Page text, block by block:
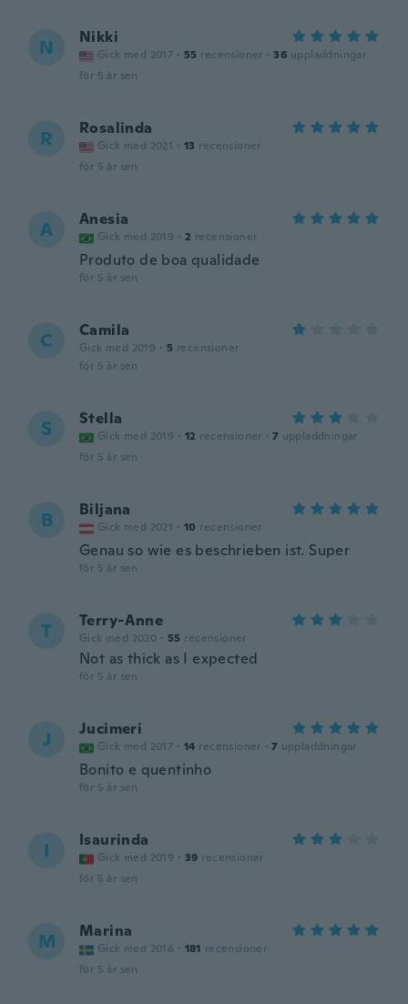
N Nikki
Gick med 2017 · 55 recensioner · 36 uppladdningar
för 5 år sen
R Rosalinda
Gick med 2021 · 13 recensioner
för 5 år sen
A Anesia
Gick med 2019 · 2 recensioner
Produto de boa qualidade
för 5 år sen
C Camila
Gick med 2019 · 5 recensioner
för 5 år sen
S Stella
Gick med 2019 · 12 recensioner · 7 uppladdningar
för 5 år sen
B Biljana
Gick med 2021 · 10 recensioner
Genau so wie es beschrieben ist. Super
för 5 år sen
T Terry-Anne
Gick med 2020 · 55 recensioner
Not as thick as I expected
för 5 år sen
J Jucimeri
Gick med 2017 · 14 recensioner · 7 uppladdningar
Bonito e quentinho
för 5 år sen
I Isaurinda
Gick med 2019 · 39 recensioner
för 5 år sen
M Marina
Gick med 2016 · 181 recensioner
för 5 år sen